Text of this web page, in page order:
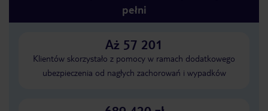
pełni
Aż 57 201
Klientów skorzystało z pomocy w ramach dodatkowego
ubezpieczenia od nagłych zachorowań i wypadków